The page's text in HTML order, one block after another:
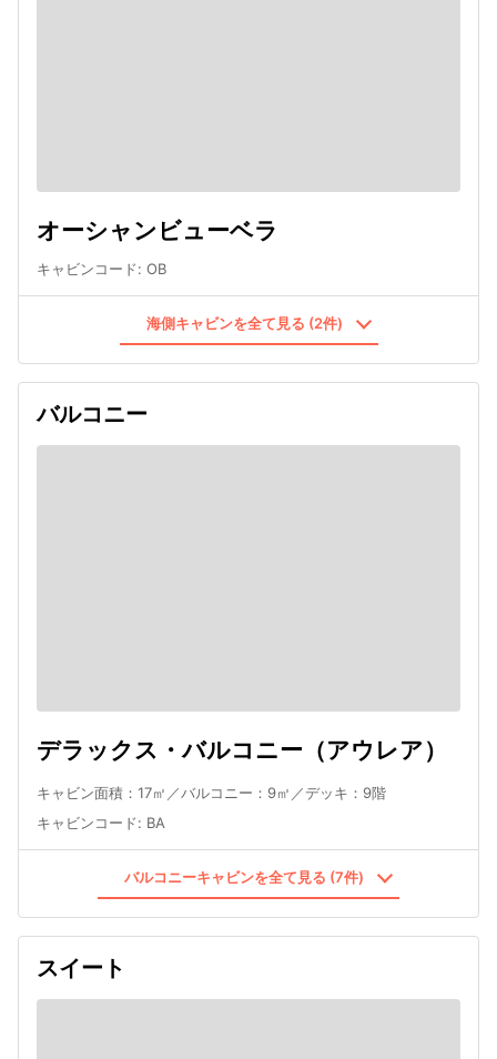
オーシャンビューベラ
キャビンコード: OB
海側キャビンを全て見る (2件)
バルコニー
デラックス・バルコニー（アウレア）
キャビン面積：17㎡／バルコニー：9㎡／デッキ：9階
キャビンコード: BA
バルコニーキャビンを全て見る (7件)
スイート